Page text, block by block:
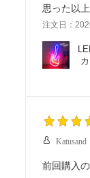
思った以
注文日：
Katusand
前回購入